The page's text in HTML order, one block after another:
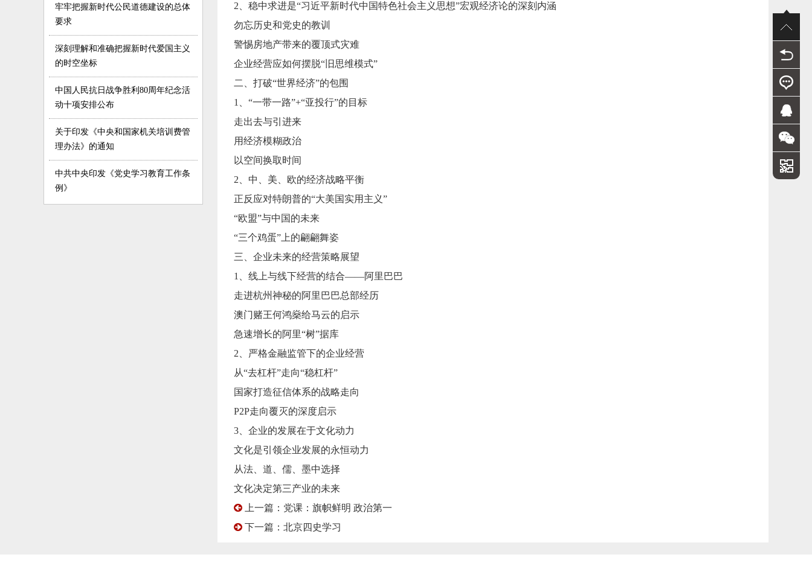
牢牢把握新时代公民道德建设的总体
要求
深刻理解和准确把握新时代爱国主义
的时空坐标
中国人民抗日战争胜利80周年纪念活
动十项安排公布
关于印发《中央和国家机关培训费管
理办法》的通知
中共中央印发《党史学习教育工作条
例》
2、稳中求进是“习近平新时代中国特色社会主义思想”宏观经济论的深刻内涵
勿忘历史和党史的教训
警惕房地产带来的覆顶式灾难
企业经营应如何摆脱“旧思维模式”
二、打破“世界经济”的包围
1、“一带一路”+“亚投行”的目标
走出去与引进来
用经济模糊政治
以空间换取时间
2、中、美、欧的经济战略平衡
正反应对特朗普的“大美国实用主义”
“欧盟”与中国的未来
“三个鸡蛋”上的翩翩舞姿
三、企业未来的经营策略展望
1、线上与线下经营的结合——阿里巴巴
走进杭州神秘的阿里巴巴总部经历
澳门赌王何鸿燊给马云的启示
急速增长的阿里“树”据库
2、严格金融监管下的企业经营
从“去杠杆”走向“稳杠杆”
国家打造征信体系的战略走向
P2P走向覆灭的深度启示
3、企业的发展在于文化动力
文化是引领企业发展的永恒动力
从法、道、儒、墨中选择
文化决定第三产业的未来
上一篇：党课：旗帜鲜明 政治第一
下一篇：北京四史学习
房山“红色背篓精神”红色教育培训、红色党建培训基地
负责人王砚香同志带领党员职工无论刮风下雨，长年背篓上山，
坚持为百姓送货（日用百货等）上门，持之以恒为人民服务的精
神。当时，此举先后受到中央和地方的高度赞扬，被百姓称之为
背篓商店的黄山店分销店成为了全国财贸战线的一面旗帜，王砚
香山革命纪念馆红色教育培训、香山革命纪念馆红色党
香山是中国革命胜利前夕党中央所在地，是承载党的伟大革命精
神的重要红色纪念地。香山革命纪念地包含香山革命旧址和香山
墅、来青轩、双清东侧平房、思亲舍、多云亭、小白楼、丽瞩
楼、镇芳楼和镇南房组成。香山革命纪念馆设有《为新中国奠基
中共中央在香山》主题展览，是集中展示香山革命...